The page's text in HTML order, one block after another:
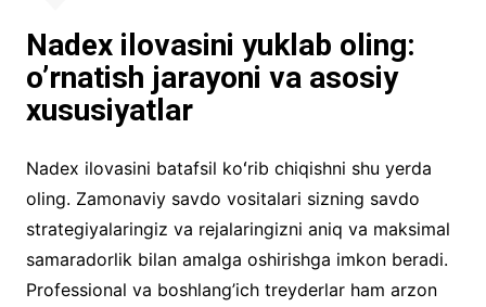
Nadex ilovasini yuklab oling:
o’rnatish jarayoni va asosiy
xususiyatlar
Nadex ilovasini batafsil koʻrib chiqishni shu yerda
oling. Zamonaviy savdo vositalari sizning savdo
strategiyalaringiz va rejalaringizni aniq va maksimal
samaradorlik bilan amalga oshirishga imkon beradi.
Professional va boshlang’ich treyderlar ham arzon